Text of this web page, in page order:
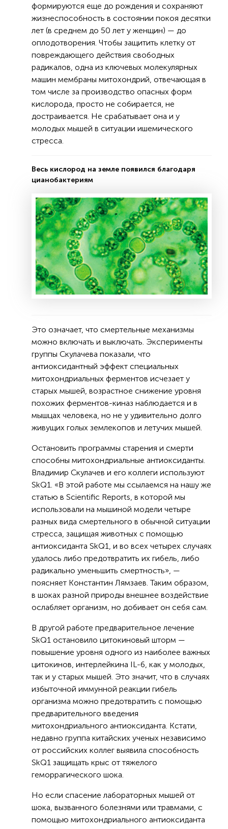
формируются еще до рождения и сохраняют
жизнеспособность в состоянии покоя десятки
лет (в среднем до 50 лет у женщин) — до
оплодотворения. Чтобы защитить клетку от
повреждающего действия свободных
радикалов, одна из ключевых молекулярных
машин мембраны митохондрий, отвечающая в
том числе за производство опасных форм
кислорода, просто не собирается, не
достраивается. Не срабатывает она и у
молодых мышей в ситуации ишемического
стресса.
Весь кислород на земле появился благодаря
цианобактериям
Это означает, что смертельные механизмы
можно включать и выключать. Эксперименты
группы Скулачева показали, что
антиоксидантный эффект специальных
митохондриальных ферментов исчезает у
старых мышей, возрастное снижение уровня
похожих ферментов-киназ наблюдается и в
мышцах человека, но не у удивительно долго
живущих голых землекопов и летучих мышей.
Остановить программы старения и смерти
способны митохондриальные антиоксиданты.
Владимир Скулачев и его коллеги используют
SkQ1. «В этой работе мы ссылаемся на нашу же
статью в Scientific Reports, в которой мы
использовали на мышиной модели четыре
разных вида смертельного в обычной ситуации
стресса, защищая животных с помощью
антиоксиданта SkQ1, и во всех четырех случаях
удалось либо предотвратить их гибель, либо
радикально уменьшить смертность», —
поясняет Константин Лямзаев. Таким образом,
в шоках разной природы внешнее воздействие
ослабляет организм, но добивает он себя сам.
В другой работе предварительное лечение
SkQ1 остановило цитокиновый шторм —
повышение уровня одного из наиболее важных
цитокинов, интерлейкина IL-6, как у молодых,
так и у старых мышей. Это значит, что в случаях
избыточной иммунной реакции гибель
организма можно предотвратить с помощью
предварительного введения
митохондриального антиоксиданта. Кстати,
недавно группа китайских ученых независимо
от российских коллег выявила способность
SkQ1 защищать крыс от тяжелого
геморрагического шока.
Но если спасение лабораторных мышей от
шока, вызванного болезнями или травмами, с
помощью митохондриального антиоксиданта